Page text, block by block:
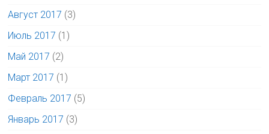
Август 2017 (3)
Июль 2017 (1)
Май 2017 (2)
Март 2017 (1)
Февраль 2017 (5)
Январь 2017 (3)